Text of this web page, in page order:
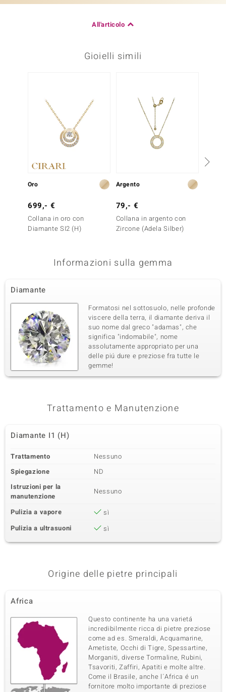
All'articolo
Gioielli simili
Oro
699,- €
Collana in oro con
Diamante SI2 (H)
Argento
79,- €
Collana in argento con
Zircone (Adela Silber)
Informazioni sulla gemma
Diamante
Formatosi nel sottosuolo, nelle profonde
viscere della terra, il diamante deriva il
suo nome dal greco "adamas", che
significa "indomabile", nome
assolutamente appropriato per una
delle piú dure e preziose fra tutte le
gemme!
Trattamento e Manutenzione
Diamante I1 (H)
Trattamento
Nessuno
Spiegazione
ND
Istruzioni per la
manutenzione
Nessuno
Pulizia a vapore
sì
Pulizia a ultrasuoni
sì
Origine delle pietre principali
Africa
Questo continente ha una varietá
incredibilmente ricca di pietre preziose
come ad es. Smeraldi, Acquamarine,
Ametiste, Occhi di Tigre, Spessartine,
Morganiti, diverse Tormaline, Rubini,
Tsavoriti, Zaffiri, Apatiti e molte altre.
Come il Brasile, anche l´Africa é un
fornitore molto importante di preziose